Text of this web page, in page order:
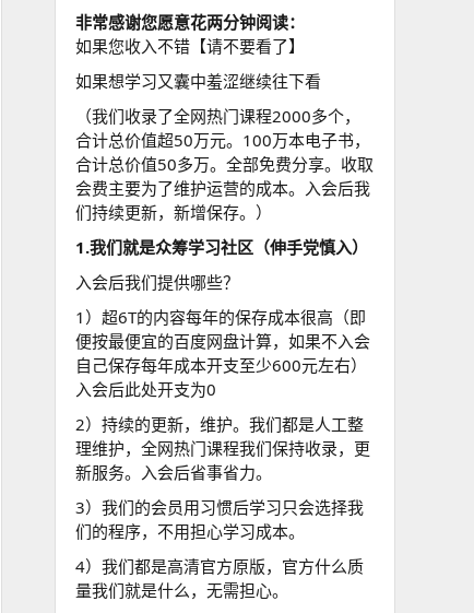
非常感谢您愿意花两分钟阅读：
如果您收入不错【请不要看了】
如果想学习又囊中羞涩继续往下看
（我们收录了全网热门课程2000多个，
合计总价值超50万元。100万本电子书，
合计总价值50多万。全部免费分享。收取
会费主要为了维护运营的成本。入会后我
们持续更新，新增保存。）
1.我们就是众筹学习社区（伸手党慎入）
入会后我们提供哪些？
1）超6T的内容每年的保存成本很高（即
便按最便宜的百度网盘计算，如果不入会
自己保存每年成本开支至少600元左右）
入会后此处开支为0
2）持续的更新，维护。我们都是人工整
理维护，全网热门课程我们保持收录，更
新服务。入会后省事省力。
3）我们的会员用习惯后学习只会选择我
们的程序，不用担心学习成本。
4）我们都是高清官方原版，官方什么质
量我们就是什么，无需担心。